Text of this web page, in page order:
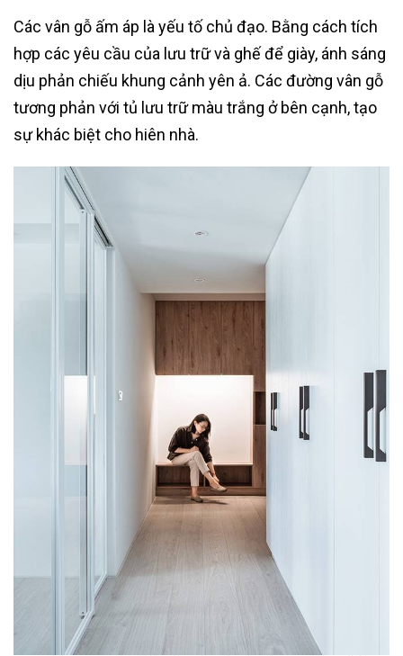
Các vân gỗ ấm áp là yếu tố chủ đạo. Bằng cách tích
hợp các yêu cầu của lưu trữ và ghế để giày, ánh sáng
dịu phản chiếu khung cảnh yên ả. Các đường vân gỗ
tương phản với tủ lưu trữ màu trắng ở bên cạnh, tạo
sự khác biệt cho hiên nhà.